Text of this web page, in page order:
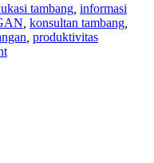
tambang informasi
konsultan tambang
produktivitas